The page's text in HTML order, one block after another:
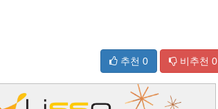
추천 0 비추천 0